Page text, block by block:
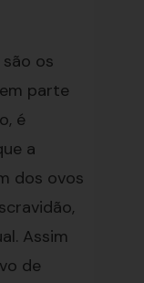
os
parte
é
a
dos ovos
Assim
de